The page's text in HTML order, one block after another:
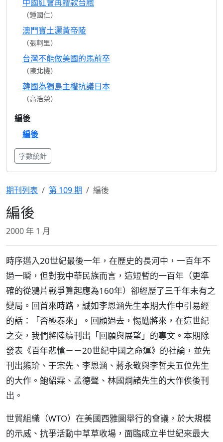
中國紅會再贈款台胞
（鍾國仁）
澳門寶土灑黃帝陵
（張軻里）
台灣不能做美國的馬前卒
（陳北機）
韓國為獨島主權抗議日本
（高浩榮）
編後
編後
字數統計
期刊列表 第 109 期 編後
編後
2000 年 1 月
時序邁入20世紀最後一年，在歷史的長河中，一百年不
過一瞬，但對我中華民族而言，這短暫的一百年（更準
確的從鴉片戰爭算起應為160年）卻經歷了三千年未有之
變局。回首來時路，誠如李恩涵先生本期大作中引易經
的話：「否極泰來」。回顧過去，惕勵將來，在這世紀
之交，我們將陸續刊出「回願與展望」的專文。本期除
發表《百年悲愴－－20世紀中國之命運》的社論，並先
刊出熊玠、于宗先、李恩涵、蔣永敬與李哲夫五位先生
的大作。鮑紹霖、孟德聲、林國烔諸先生的大作俟後刊
出。
世貿組織（WTO）在美國西雅圖舉行的會議，於大規模
的示威、抗爭活動中草草收場，面臨成立半世紀來最大